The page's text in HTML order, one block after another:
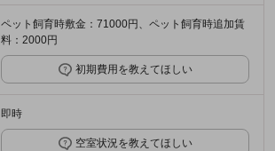
ペット飼育時敷金：71000円、ペット飼育時追加賃
料：2000円
初期費用を教えてほしい
即時
空室状況を教えてほしい